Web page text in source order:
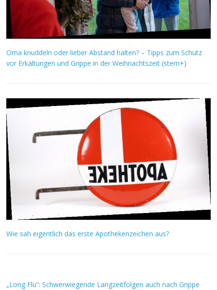
Oma knuddeln oder lieber Abstand halten? – Tipps zum Schutz
vor Erkältungen und Grippe in der Weihnachtszeit (stern+)
Wie sah eigentlich das erste Apothekenzeichen aus?
„Long Flu“: Schwerwiegende Langzeitfolgen auch nach Grippe